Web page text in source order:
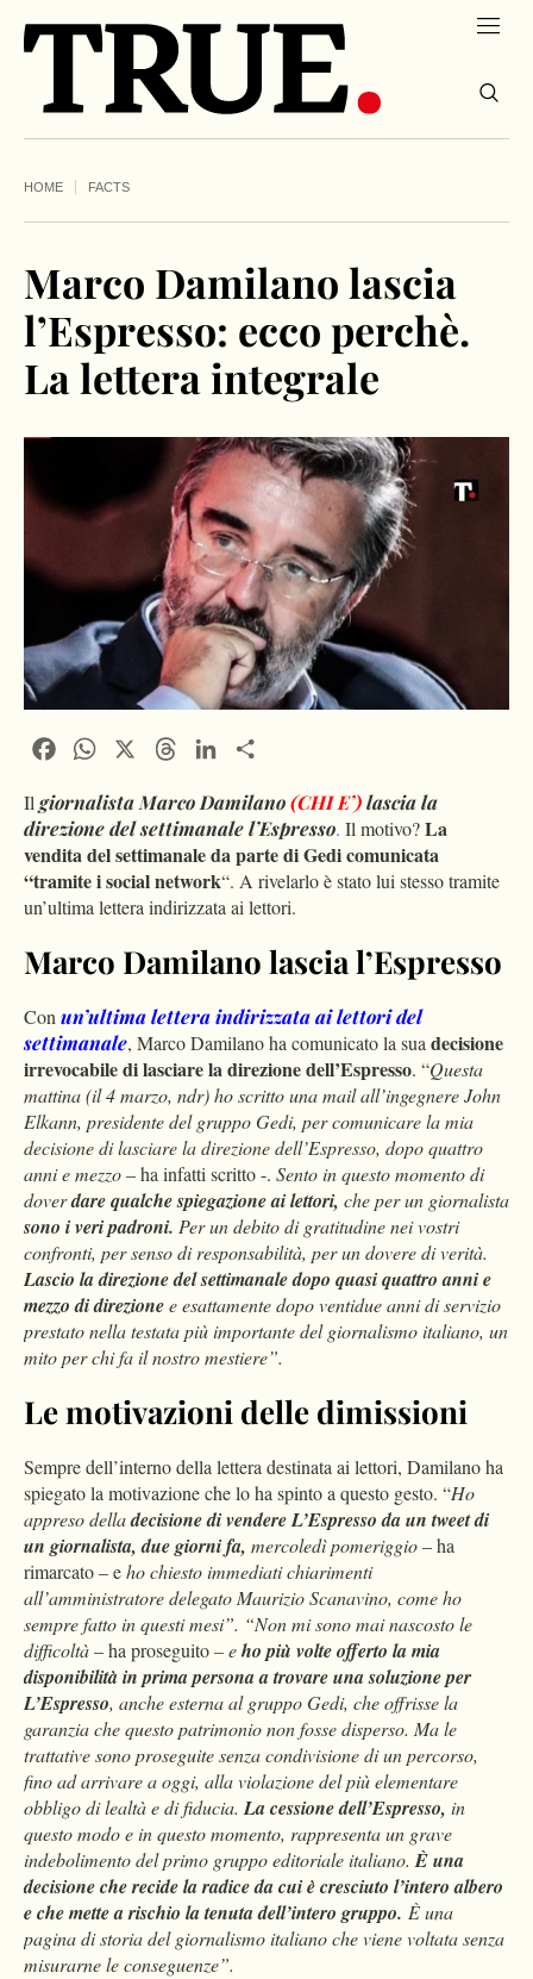
HOME FACTS
Marco Damilano lascia
l’Espresso: ecco perchè.
La lettera integrale
FacebookWhatsApp ThreadsLinkedIn
Ilgiornalista Marco Damilano(CHI E’)lascia la
direzione del settimanale l’Espresso. Il motivo?La
vendita del settimanale da parte di Gedi comunicata
“tramite i social network“. A rivelarlo è stato lui stesso tramite
un’ultima lettera indirizzata ai lettori.
Marco Damilano lascia l’Espresso
Conun’ultima lettera indirizzata ai lettori del
settimanale, Marco Damilano ha comunicato la suadecisione
irrevocabile di lasciare la direzione dell’Espresso. “Questa
mattina (il 4 marzo, ndr) ho scritto una mail all’ingegnere John
Elkann, presidente del gruppo Gedi, per comunicare la mia
decisione di lasciare la direzione dell’Espresso, dopo quattro
anni e mezzo– ha infatti scritto -. Sento in questo momento di
doverdare qualche spiegazione ai lettori, che per un giornalista
sono i veri padroni. Per un debito di gratitudine nei vostri
confronti, per senso di responsabilità, per un dovere di verità.
Lascio la direzione del settimanale dopo quasi quattro anni e
mezzo di direzionee esattamente dopo ventidue anni di servizio
prestato nella testata più importante del giornalismo italiano, un
mito per chi fa il nostro mestiere”.
Le motivazioni delle dimissioni
Sempre dell’interno della lettera destinata ai lettori, Damilano ha
spiegato la motivazione che lo ha spinto a questo gesto. “Ho
appreso delladecisione di vendere L’Espresso da un tweet di
un giornalista, due giorni fa, mercoledì pomeriggio– ha
rimarcato – eho chiesto immediati chiarimenti
all’amministratore delegato Maurizio Scanavino, come ho
sempre fatto in questi mesi”. “Non mi sono mai nascosto le
difficoltà– ha proseguito– eho più volte offerto la mia
disponibilità in prima persona a trovare una soluzione per
L’Espresso, anche esterna al gruppo Gedi, che offrisse la
garanzia che questo patrimonio non fosse disperso. Ma le
trattative sono proseguite senza condivisione di un percorso,
fino ad arrivare a oggi, alla violazione del più elementare
obbligo di lealtà e di fiducia. La cessione dell’Espresso, in
questo modo e in questo momento, rappresenta un grave
indebolimento del primo gruppo editoriale italiano.È una
decisione che recide la radice da cui è cresciuto l’intero albero
e che mette a rischio la tenuta dell’intero gruppo. È una
pagina di storia del giornalismo italiano che viene voltata senza
misurarne le conseguenze”.